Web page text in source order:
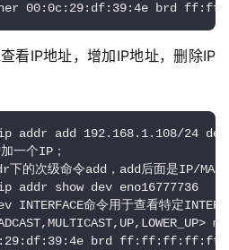
00:0c:29:df:39:4e brd
IP地址，增加IP地址，删除IP
addr add 192.168.1.108/24 dev
一个IP；
次级命令add，add后面是IP/MASK
addr show dev eno16777736
命令用于查看特定
brd